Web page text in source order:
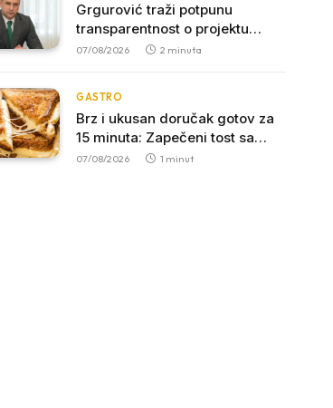
Grgurović traži potpunu
transparentnost o projektu
solarne elektrane kod Ostroga:
07/08/2026 2 minuta
GASTRO
Brz i ukusan doručak gotov za
15 minuta: Zapečeni tost sa
sirom i povrćem
07/08/2026 1 minut